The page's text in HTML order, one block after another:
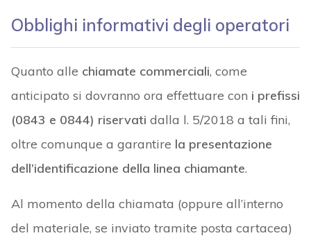
Obblighi informativi degli operatori
Quanto alle chiamate commerciali, come
anticipato si dovranno ora effettuare con i prefissi
(0843 e 0844) riservati dalla l. 5/2018 a tali fini,
oltre comunque a garantire la presentazione
dell’identificazione della linea chiamante.
Al momento della chiamata (oppure all’interno
del materiale, se inviato tramite posta cartacea)